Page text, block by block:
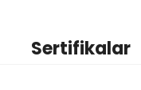
Sertifikalar